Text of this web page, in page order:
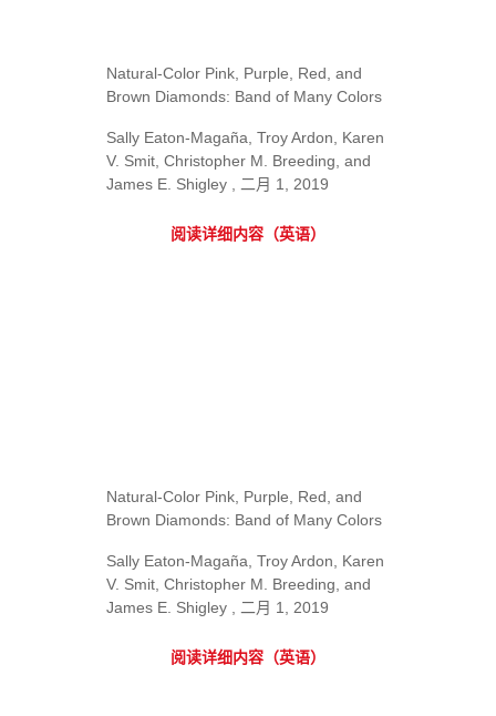
Natural-Color Pink, Purple, Red, and
Brown Diamonds: Band of Many Colors
Sally Eaton-Magaña, Troy Ardon, Karen
V. Smit, Christopher M. Breeding, and
James E. Shigley , 二月 1, 2019
阅读详细内容（英语）
Natural-Color Pink, Purple, Red, and
Brown Diamonds: Band of Many Colors
Sally Eaton-Magaña, Troy Ardon, Karen
V. Smit, Christopher M. Breeding, and
James E. Shigley , 二月 1, 2019
阅读详细内容（英语）